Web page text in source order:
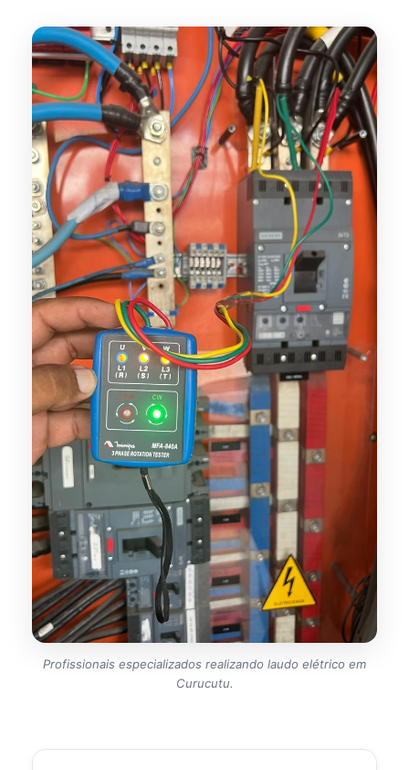
Profissionais especializados realizando laudo elétrico em
Curucutu.